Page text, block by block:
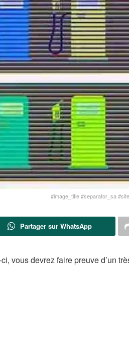
#image_title #separator_sa
Partager sur WhatsApp
vous devrez faire preuve d’un